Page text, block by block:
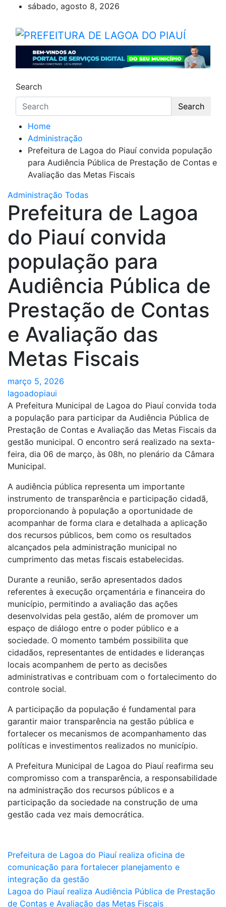
content
sábado, agosto 8, 2026
PREFEITURA DE LAGOA
Lagoa do Piauí, Piauí, Brasil
Search
Search
Home
Administração
Prefeitura de Lagoa do Piauí convida população
para Audiência Pública de Prestação de Contas e
Avaliação das Metas Fiscais
Administração Todas
Prefeitura de Lagoa
do Piauí convida
população para
Audiência Pública de
Prestação de Contas
e Avaliação das
Metas Fiscais
março 5, 2026
lagoadopiaui
A Prefeitura Municipal de Lagoa do Piauí convida toda
a população para participar da Audiência Pública de
Prestação de Contas e Avaliação das Metas Fiscais da
gestão municipal. O encontro será realizado na sexta-
feira, dia 06 de março, às 08h, no plenário da Câmara
Municipal.
A audiência pública representa um importante
instrumento de transparência e participação cidadã,
proporcionando à população a oportunidade de
acompanhar de forma clara e detalhada a aplicação
dos recursos públicos, bem como os resultados
alcançados pela administração municipal no
cumprimento das metas fiscais estabelecidas.
Durante a reunião, serão apresentados dados
referentes à execução orçamentária e financeira do
município, permitindo a avaliação das ações
desenvolvidas pela gestão, além de promover um
espaço de diálogo entre o poder público e a
sociedade. O momento também possibilita que
cidadãos, representantes de entidades e lideranças
locais acompanhem de perto as decisões
administrativas e contribuam com o fortalecimento do
controle social.
A participação da população é fundamental para
garantir maior transparência na gestão pública e
fortalecer os mecanismos de acompanhamento das
políticas e investimentos realizados no município.
A Prefeitura Municipal de Lagoa do Piauí reafirma seu
compromisso com a transparência, a responsabilidade
na administração dos recursos públicos e a
participação da sociedade na construção de uma
gestão cada vez mais democrática.
Navegação
de
Post
Prefeitura de Lagoa do Piauí realiza oficina de
comunicação para fortalecer planejamento e
integração da gestão
Lagoa do Piauí realiza Audiência Pública de Prestação
de Contas e Avaliação das Metas Fiscais